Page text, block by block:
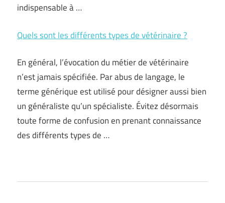
indispensable à …
Quels sont les différents types de vétérinaire ?
En général, l’évocation du métier de vétérinaire
n’est jamais spécifiée. Par abus de langage, le
terme générique est utilisé pour désigner aussi bien
un généraliste qu’un spécialiste. Évitez désormais
toute forme de confusion en prenant connaissance
des différents types de …